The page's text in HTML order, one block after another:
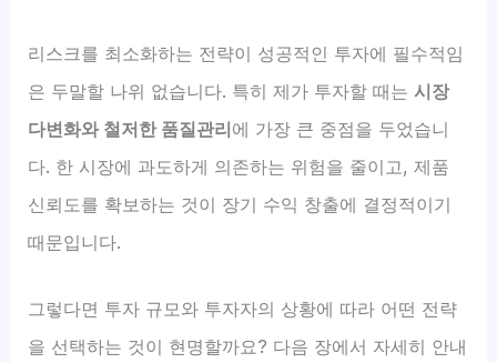
리스크를 최소화하는 전략이 성공적인 투자에 필수적임
은 두말할 나위 없습니다. 특히 제가 투자할 때는시장
다변화와 철저한 품질관리에 가장 큰 중점을 두었습니
다. 한 시장에 과도하게 의존하는 위험을 줄이고, 제품
신뢰도를 확보하는 것이 장기 수익 창출에 결정적이기
때문입니다.
그렇다면 투자 규모와 투자자의 상황에 따라 어떤 전략
을 선택하는 것이 현명할까요? 다음 장에서 자세히 안내